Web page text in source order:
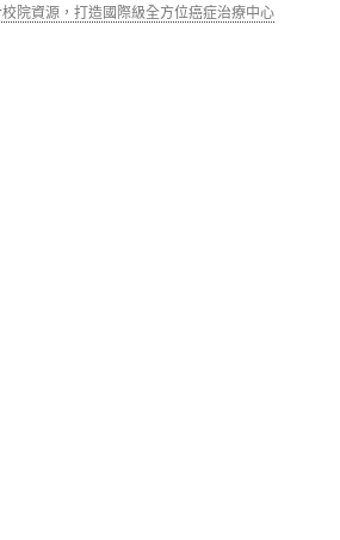
院資源，打造國際級全方位癌症治療中心